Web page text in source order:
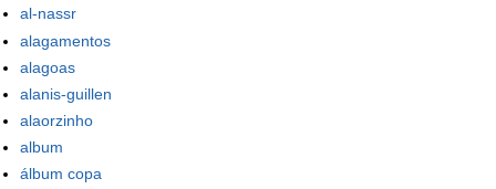
al-nassr
alagamentos
alagoas
alanis-guillen
alaorzinho
album
álbum copa